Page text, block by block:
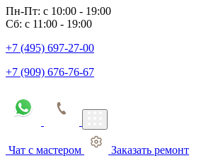
Пн-Пт: с 10:00 - 19:00
Сб: с 11:00 - 19:00
+7 (495) 697-27-00
+7 (909) 676-76-67
Чат с мастером Заказать ремонт